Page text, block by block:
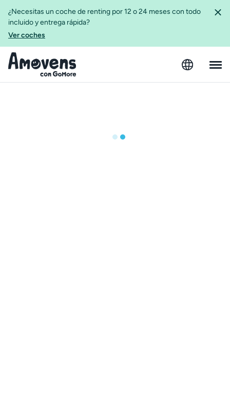
¿Necesitas un coche de renting por 12 o 24 meses con todo
incluido y entrega rápida?
Ver coches